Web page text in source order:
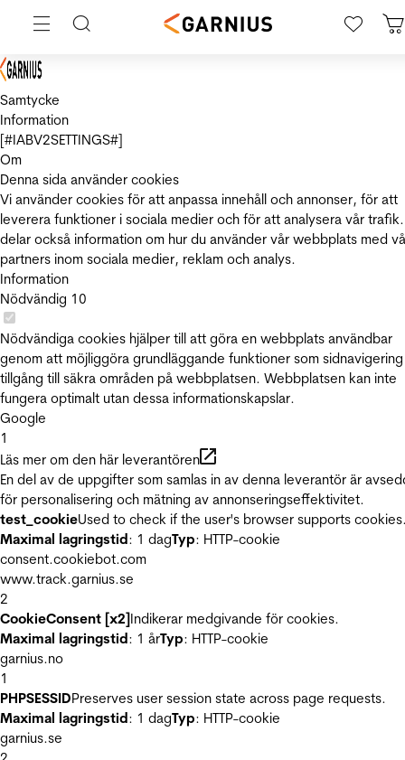
Samtycke
Information
[#IABV2SETTINGS#]
Om
Denna sida använder cookies
Vi använder cookies för att anpassa innehåll och annonser, för att
leverera funktioner i sociala medier och för att analysera vår
delar också information om hur du använder vår webbplats med
partners inom sociala medier, reklam och analys.
Information
Nödvändig 10
Nödvändiga cookies hjälper till att göra en webbplats användbar
genom att möjliggöra grundläggande funktioner som
tillgång till säkra områden på webbplatsen. Webbplatsen kan inte
fungera optimalt utan dessa informationskapslar.
Google
1
Läs mer om den här leverantören
En del av de uppgifter som samlas in av denna leverantör är
för personalisering och mätning av annonseringseffektivitet.
test_cookieUsed to check if the user's browser supports
Maximal lagringstid: 1 dagTyp: HTTP-cookie
consent.cookiebot.com
www.track.garnius.se
2
CookieConsent [x2]Indikerar medgivande för cookies.
Maximal lagringstid: 1 årTyp: HTTP-cookie
garnius.no
1
PHPSESSIDPreserves user session state across page requests.
Maximal lagringstid: 1 dagTyp: HTTP-cookie
garnius.se